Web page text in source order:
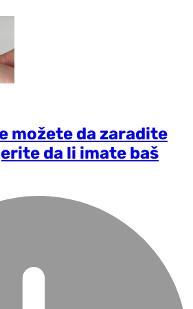
možete da zaradite
da li imate baš